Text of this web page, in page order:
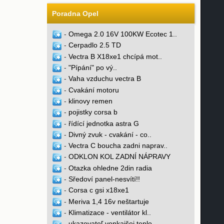
Poradna Opel
- Omega 2.0 16V 100KW Ecotec 1..
- Cerpadlo 2.5 TD
- Vectra B X18xe1 chcípá mot..
- "Pípání" po vý..
- Vaha vzduchu vectra B
- Cvakání motoru
- klinovy remen
- pojistky corsa b
- řídící jednotka astra G
- Divný zvuk - cvakání - co..
- Vectra C boucha zadni naprav..
- ODKLON KOL ZADNÍ NÁPRAVY
- Otazka ohledne 2din radia
- Sředoví panel-nesvítí!!
- Corsa c gsi x18xe1
- Meriva 1,4 16v neštartuje
- Klimatizace - ventilátor kl..